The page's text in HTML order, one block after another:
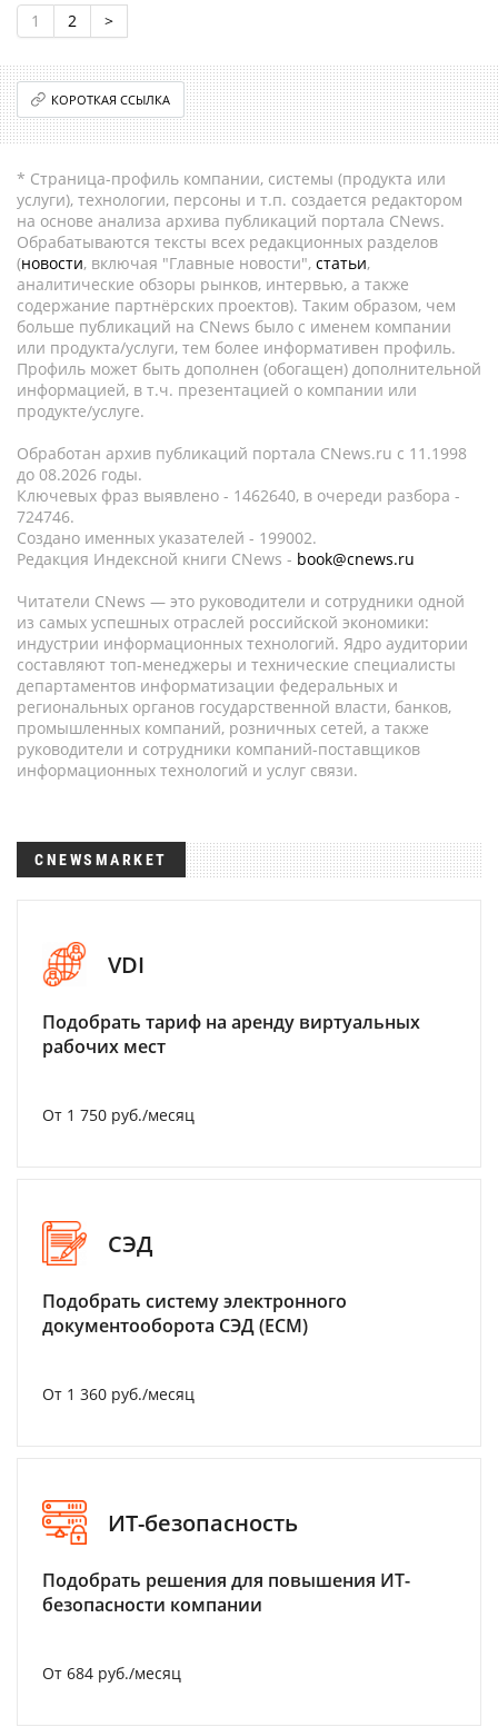
1 2 >
КОРОТКАЯ ССЫЛКА
* Страница-профиль компании, системы (продукта или
услуги), технологии, персоны и т.п. создается редактором
на основе анализа архива публикаций портала CNews.
Обрабатываются тексты всех редакционных разделов
(новости, включая "Главные новости", статьи,
аналитические обзоры рынков, интервью, а также
содержание партнёрских проектов). Таким образом, чем
больше публикаций на CNews было с именем компании
или продукта/услуги, тем более информативен профиль.
Профиль может быть дополнен (обогащен) дополнительной
информацией, в т.ч. презентацией о компании или
продукте/услуге.
Обработан архив публикаций портала CNews.ru c 11.1998
до 08.2026 годы.
Ключевых фраз выявлено - 1462640, в очереди разбора -
724746.
Создано именных указателей - 199002.
Редакция Индексной книги CNews - book@cnews.ru
Читатели CNews — это руководители и сотрудники одной
из самых успешных отраслей российской экономики:
индустрии информационных технологий. Ядро аудитории
составляют топ-менеджеры и технические специалисты
департаментов информатизации федеральных и
региональных органов государственной власти, банков,
промышленных компаний, розничных сетей, а также
руководители и сотрудники компаний-поставщиков
информационных технологий и услуг связи.
CNEWSMARKET
VDI
Подобрать тариф на аренду виртуальных
рабочих мест
От 1 750 руб./месяц
СЭД
Подобрать систему электронного
документооборота СЭД (ECM)
От 1 360 руб./месяц
ИТ-безопасность
Подобрать решения для повышения ИТ-
безопасности компании
От 684 руб./месяц